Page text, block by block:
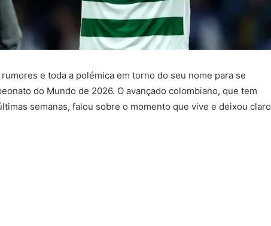
e toda a polémica em torno do seu nome para se
do Mundo de 2026. O avançado colombiano, que tem
semanas, falou sobre o momento que vive e deixou claro